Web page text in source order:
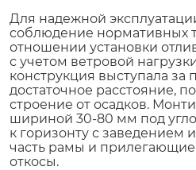
Для надежной
соблюдение нормативных
отношении установки
с учетом ветровой
конструкция выступала за
достаточное расстояние,
строение от осадков.
шириной 30-80 мм под
к горизонту с
часть рамы и
откосы.